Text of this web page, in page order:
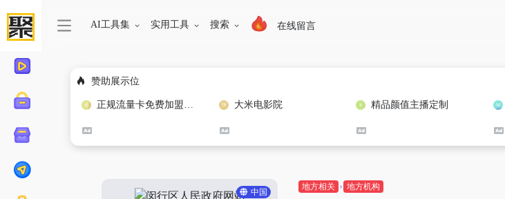
AI工具集 实用工具 搜索 在线留言
赞助展示位
正规流量卡免费加盟合作 大米电影院 精品颜值主播定制
中国
地方相关 地方机构